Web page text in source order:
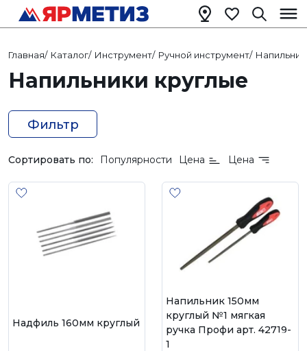
Главная/ Каталог/ Инструмент/ Ручной инструмент/
Напильники круглые
Фильтр
Сортировать по: Популярности Цена Цена
Надфиль 160мм круглый
Напильник 150мм
круглый №1 мягкая
ручка Профи арт. 42719-
1